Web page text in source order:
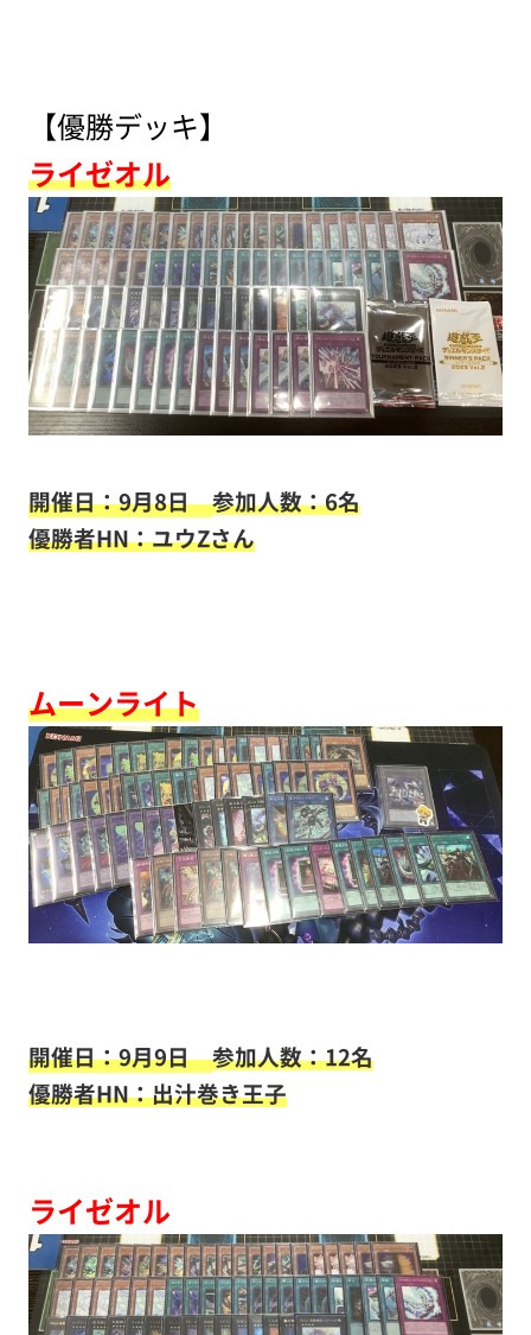
【優勝デッキ】
ライゼオル
開催日：9月8日参加人数：6名
優勝者HN：ユウZさん
ムーンライト
開催日：9月9日参加人数：12名
優勝者HN：出汁巻き王子
ライゼオル